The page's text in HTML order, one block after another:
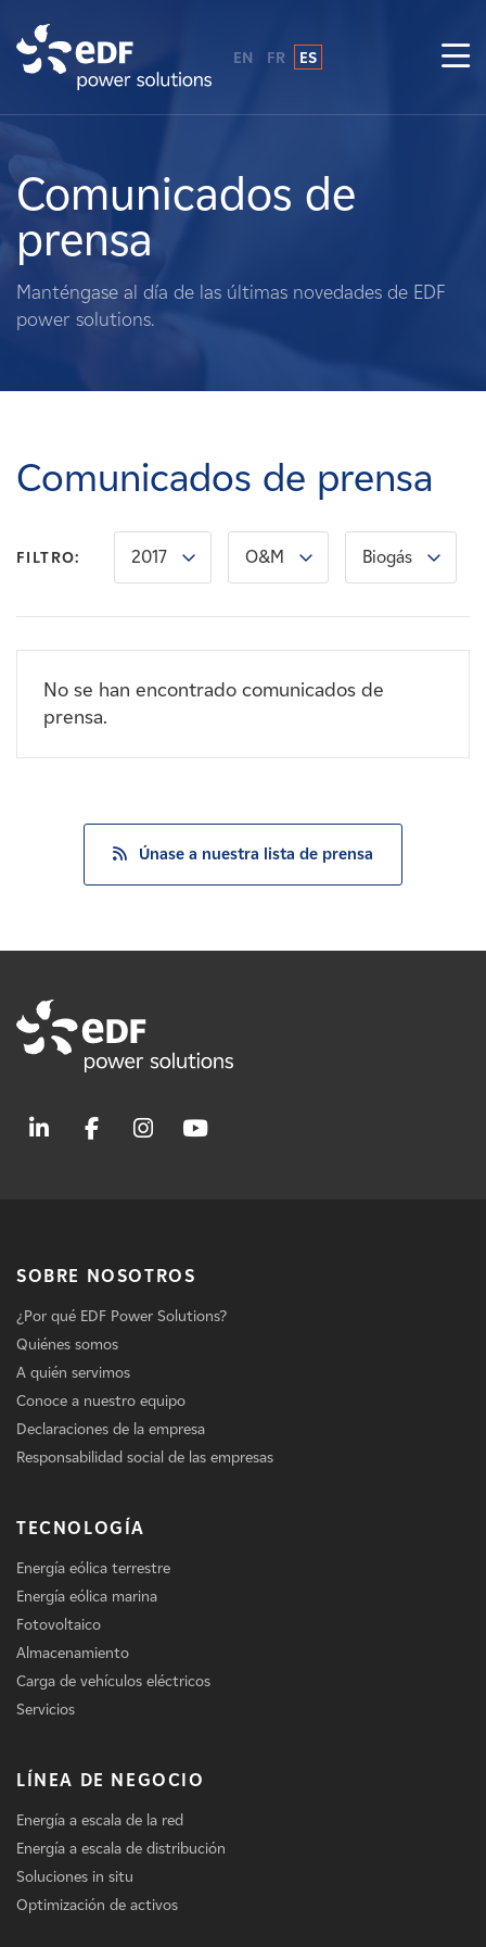
Sobre nosotros
Qué hacemos
Terratenientes
Carreras
Noticias
Afiliados
EN FR ES
Comunicados de
prensa
Manténgase al día de las últimas novedades de EDF
power solutions.
Comunicados de prensa
FILTRO: 2017 O&M Biogás
No se han encontrado comunicados de
prensa.
Únase a nuestra lista de prensa
SOBRE NOSOTROS
¿Por qué EDF Power Solutions?
Quiénes somos
A quién servimos
Conoce a nuestro equipo
Declaraciones de la empresa
Responsabilidad social de las empresas
TECNOLOGÍA
Energía eólica terrestre
Energía eólica marina
Fotovoltaico
Almacenamiento
Carga de vehículos eléctricos
Servicios
LÍNEA DE NEGOCIO
Energía a escala de la red
Energía a escala de distribución
Soluciones in situ
Optimización de activos